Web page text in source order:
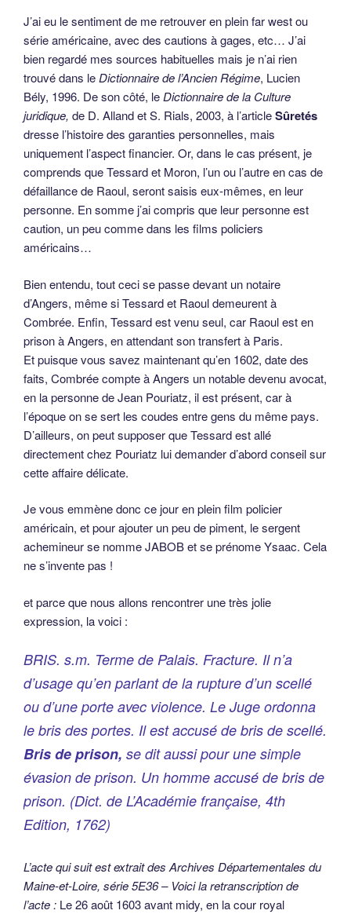
J’ai eu le sentiment de me retrouver en plein far west ou
série américaine, avec des cautions à gages, etc… J’ai
bien regardé mes sources habituelles mais je n’ai rien
trouvé dans leDictionnaire de l’Ancien Régime, Lucien
Bély, 1996. De son côté, leDictionnaire de la Culture
juridique, de D. Alland et S. Rials, 2003, à l’articleSûretés
dresse l’histoire des garanties personnelles, mais
uniquement l’aspect financier. Or, dans le cas présent, je
comprends que Tessard et Moron, l’un ou l’autre en cas de
défaillance de Raoul, seront saisis eux-mêmes, en leur
personne. En somme j’ai compris que leur personne est
caution, un peu comme dans les films policiers
américains…
Bien entendu, tout ceci se passe devant un notaire
d’Angers, même si Tessard et Raoul demeurent à
Combrée. Enfin, Tessard est venu seul, car Raoul est en
prison à Angers, en attendant son transfert à Paris.
Et puisque vous savez maintenant qu’en 1602, date des
faits, Combrée compte à Angers un notable devenu avocat,
en la personne de Jean Pouriatz, il est présent, car à
l’époque on se sert les coudes entre gens du même pays.
D’ailleurs, on peut supposer que Tessard est allé
directement chez Pouriatz lui demander d’abord conseil sur
cette affaire délicate.
Je vous emmène donc ce jour en plein film policier
américain, et pour ajouter un peu de piment, le sergent
achemineur se nomme JABOB et se prénome Ysaac. Cela
ne s’invente pas !
et parce que nous allons rencontrer une très jolie
expression, la voici :
BRIS. s.m. Terme de Palais. Fracture. Il n’a
d’usage qu’en parlant de la rupture d’un scellé
ou d’une porte avec violence. Le Juge ordonna
le bris des portes. Il est accusé de bris de scellé.
Bris de prison, se dit aussi pour une simple
évasion de prison. Un homme accusé de bris de
prison. (Dict. de L’Académie française, 4th
Edition, 1762)
L’acte qui suit est extrait des Archives Départementales du
Maine-et-Loire, série 5E36 – Voici la retranscription de
l’acte : Le 26 août 1603 avant midy, en la cour royal